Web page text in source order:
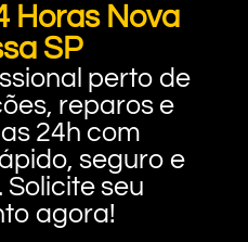
Horas Nova
SP
perto de
reparos e
24h com
seguro e
seu
agora!